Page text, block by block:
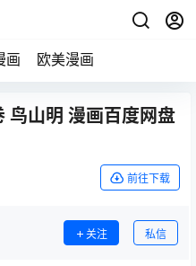
画 欧美漫画
鸟山明 漫画百度网盘
前往下载
关注 私信